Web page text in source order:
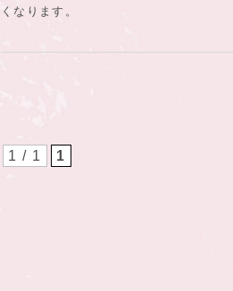
くなります。
1 / 1 1